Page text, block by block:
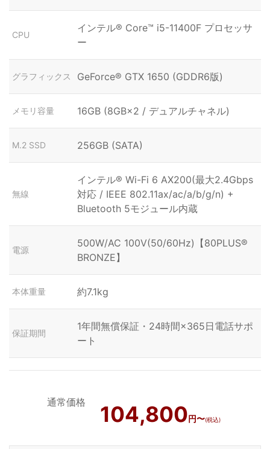
CPU
インテル® Core™ i5-11400F プロセッサ
ー
グラフィックス GeForce® GTX 1650 (GDDR6版)
メモリ容量 16GB (8GB×2 / デュアルチャネル)
M.2 SSD 256GB (SATA)
無線
インテル® Wi-Fi 6 AX200(最大2.4Gbps
対応 / IEEE 802.11ax/ac/a/b/g/n) +
Bluetooth 5モジュール内蔵
電源
500W/AC 100V(50/60Hz)【80PLUS®
BRONZE】
本体重量 約7.1kg
保証期間
1年間無償保証・24時間×365日電話サポ
ート
通常価格 104,800円〜(税込)